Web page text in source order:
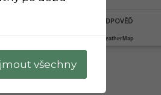
ROZŠÍŘENÁ PŘEDPOVĚĎ
Počasí od: OpenWeatherMap
Firmy v Obci
všechny